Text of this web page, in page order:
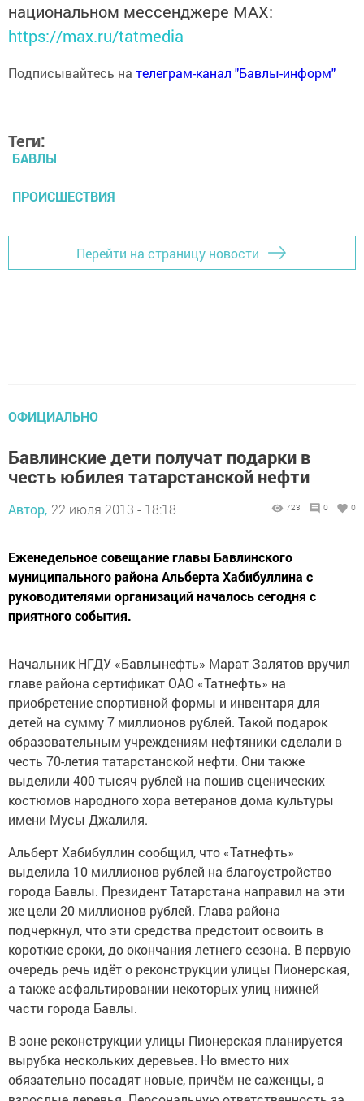
национальном мессенджере MАХ:
https://max.ru/tatmedia
Подписывайтесь на телеграм-канал "Бавлы-информ"
Теги:
БАВЛЫ
ПРОИСШЕСТВИЯ
Перейти на страницу новости
ОФИЦИАЛЬНО
Бавлинские дети получат подарки в
честь юбилея татарстанской нефти
Автор, 22 июля 2013 - 18:18 723 0 0
Еженедельное совещание главы Бавлинского
муниципального района Альберта Хабибуллина с
руководителями организаций началось сегодня с
приятного события.
Начальник НГДУ «Бавлынефть» Марат Залятов вручил
главе района сертификат ОАО «Татнефть» на
приобретение спортивной формы и инвентаря для
детей на сумму 7 миллионов рублей. Такой подарок
образовательным учреждениям нефтяники сделали в
честь 70-летия татарстанской нефти. Они также
выделили 400 тысяч рублей на пошив сценических
костюмов народного хора ветеранов дома культуры
имени Мусы Джалиля.
Альберт Хабибуллин сообщил, что «Татнефть»
выделила 10 миллионов рублей на благоустройство
города Бавлы. Президент Татарстана направил на эти
же цели 20 миллионов рублей. Глава района
подчеркнул, что эти средства предстоит освоить в
короткие сроки, до окончания летнего сезона. В первую
очередь речь идёт о реконструкции улицы Пионерская,
а также асфальтировании некоторых улиц нижней
части города Бавлы.
В зоне реконструкции улицы Пионерская планируется
вырубка нескольких деревьев. Но вместо них
обязательно посадят новые, причём не саженцы, а